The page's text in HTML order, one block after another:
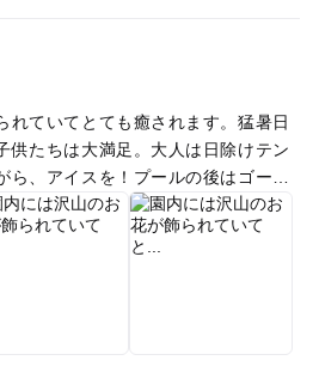
れていてとても癒されます。猛暑日
供たちは大満足。大人は日除けテン
ら、アイスを！プールの後はゴーカ
遊び尽くしました。帰りには無料の
ンをいただきました。